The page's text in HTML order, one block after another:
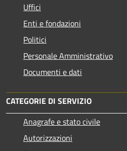
Uffici
Enti e fondazioni
Politici
Personale Amministrativo
Documenti e dati
CATEGORIE DI SERVIZIO
Anagrafe e stato civile
Autorizzazioni